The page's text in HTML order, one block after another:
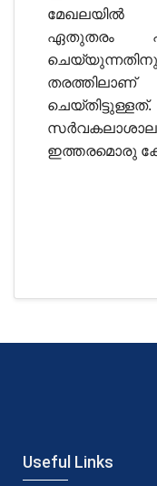
മേഖലയില്‍
ഏതുതരം
ഇത്തരമൊരു
Useful Links